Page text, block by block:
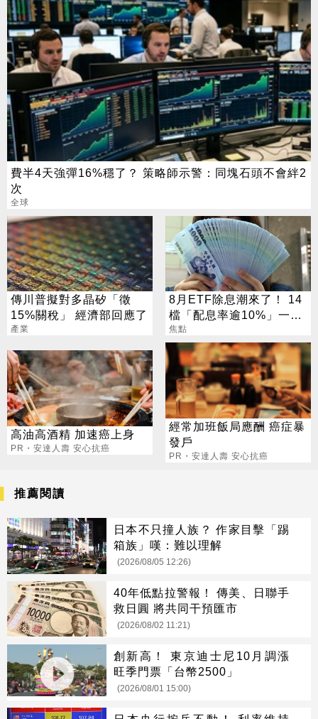
費半4天強彈16%穩了？ 策略師示警：同塊石頭不會絆2
次
全球
傳川普擬對多晶矽「徵
15%關稅」 經濟部回應了
產業
8月ETF除息潮來了！ 14
檔「配息率逾10%」一次
看
焦點
高油高酒精 加速癌上身
PR・安達人壽 安心抗癌
經常加班飯局應酬 癌症暴
發戶
PR・安達人壽 安心抗癌
推薦閱讀
日本不只撞人族？ 作家目擊「踢
箱族」嘆：難以理解
(2026/08/05 12:26)
40年低點拉警報！ 傳美、日聯手
救日圓 將共同干預匯市
(2026/08/02 11:21)
創新高！ 東京迪士尼10月調漲
旺季門票「台幣2500」
(2026/08/01 15:00)